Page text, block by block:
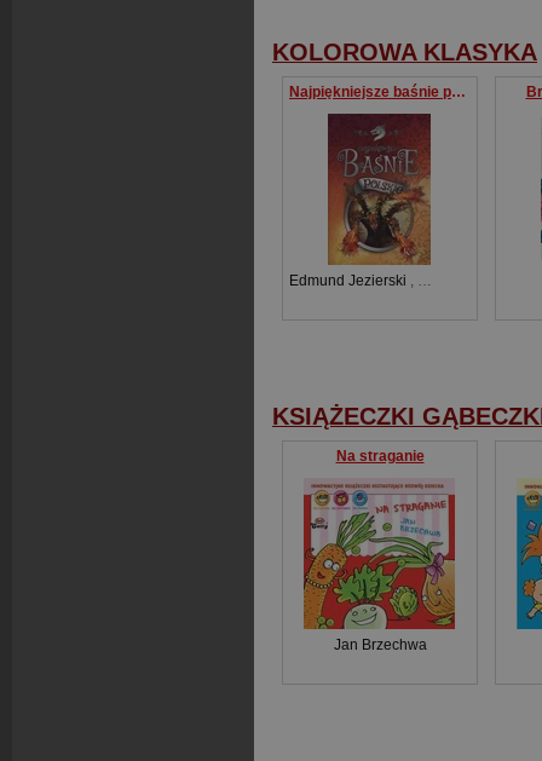
KOLOROWA KLASYKA
Najpiękniejsze baśnie polskie
Edmund Jezierski , Józef Ignacy
KSIĄŻECZKI
Na straganie
Jan Brzechwa